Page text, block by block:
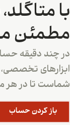
با
مطمئن
در چند دقیقه
ابزارهای تخصصی،
شماست تا در هر
باز کردن حساب